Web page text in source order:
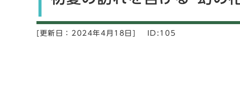
[更新日： 2024年4月18日] ID:105